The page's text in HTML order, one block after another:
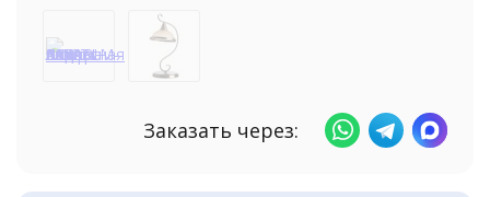
Заказать через: